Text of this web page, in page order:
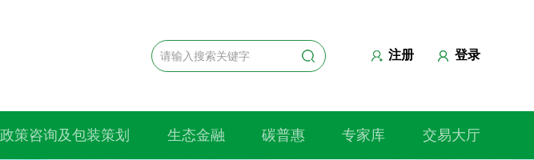
注册 登录
政策咨询及包装策划 生态金融 碳普惠 专家库 交易大厅